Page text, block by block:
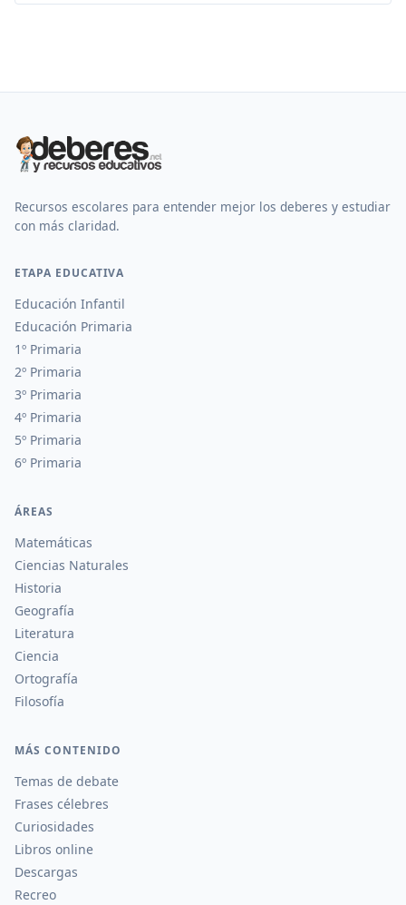
Recursos escolares para entender mejor los deberes y estudiar
con más claridad.
ETAPA EDUCATIVA
Educación Infantil
Educación Primaria
1º Primaria
2º Primaria
3º Primaria
4º Primaria
5º Primaria
6º Primaria
ÁREAS
Matemáticas
Ciencias Naturales
Historia
Geografía
Literatura
Ciencia
Ortografía
Filosofía
MÁS CONTENIDO
Temas de debate
Frases célebres
Curiosidades
Libros online
Descargas
Recreo